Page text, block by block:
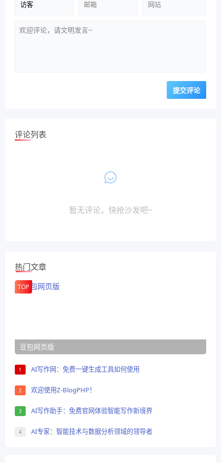
评论列表
暂无评论，快抢沙发吧~
热门文章
TOP
豆包网页版
1 AI写作网：免费一键生成工具如何使用
2 欢迎使用Z-BlogPHP！
3 AI写作助手：免费官网体验智能写作新境界
4 AI专家：智能技术与数据分析领域的领导者